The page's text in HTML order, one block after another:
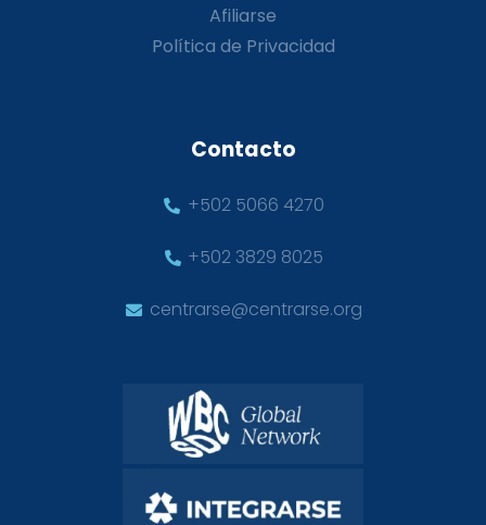
Afiliarse
Política de Privacidad
Contacto
+502 5066 4270
+502 3829 8025
centrarse@centrarse.org